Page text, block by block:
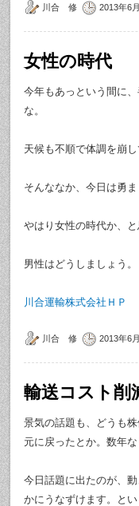
川合 修 2013年6
女性の時代
今年もあっという間に
な。
天候も不順で体調を崩し
そんななか、今日は勇
やはり女性の時代か、
男性はどうしましょう。
川合運輸株式会社ＨＰ
川合 修 2013年6
輸送コスト削
景気の話題も、どうも
元に戻ったとか。数年な
今日話題に出たのが、
かにうなずけます。と